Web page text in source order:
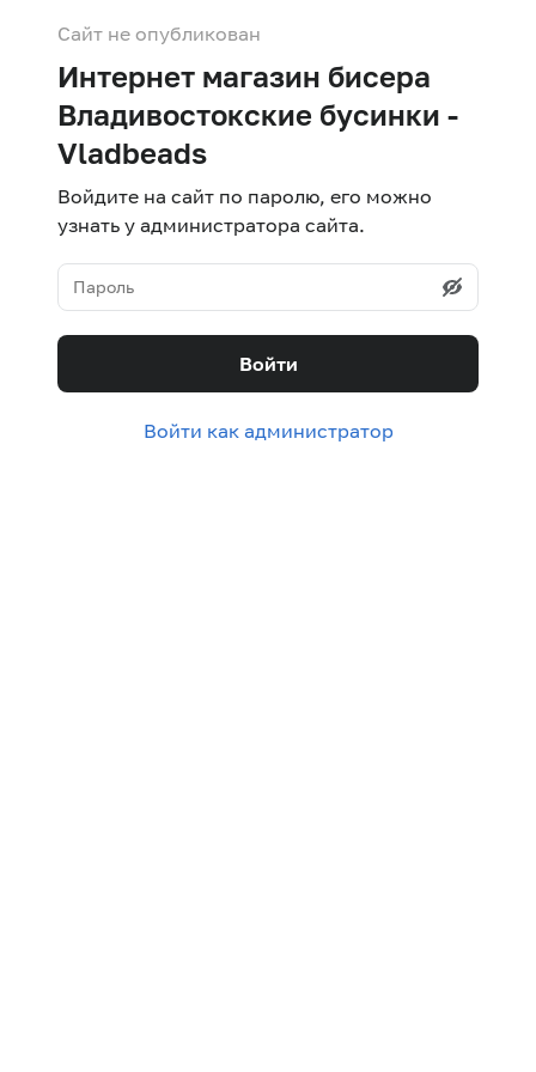
Сайт не опубликован
Интернет магазин бисера
Владивостокские бусинки -
Vladbeads
Войдите на сайт по паролю, его можно
узнать у администратора сайта.
Войти
Войти как администратор